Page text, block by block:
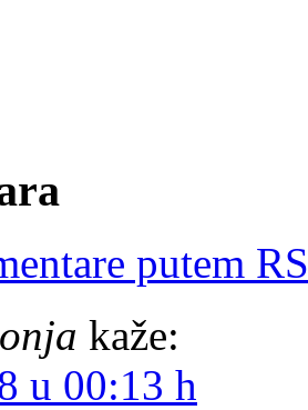
putem
kaže:
u 00:13 h